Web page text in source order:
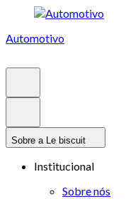
Automotivo
Sobre a Le biscuit
Institucional
Sobre nós